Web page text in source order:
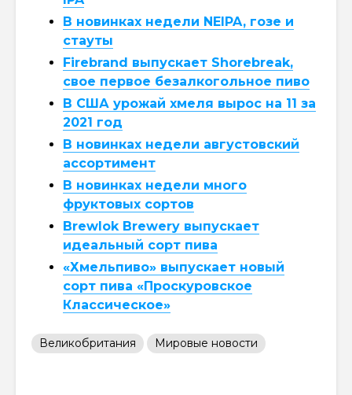
В новинках недели NEIPA, гозе и
стауты
Firebrand выпускает Shorebreak,
свое первое безалкогольное пиво
В США урожай хмеля вырос на 11 за
2021 год
В новинках недели августовский
ассортимент
В новинках недели много
фруктовых сортов
Brewlok Brewery выпускает
идеальный сорт пива
«Хмельпиво» выпускает новый
сорт пива «Проскуровское
Классическое»
Великобритания Мировые новости